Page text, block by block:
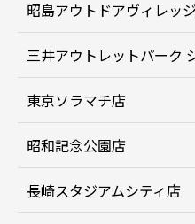
昭島アウトドアヴィレッ
三井アウトレットパーク
東京ソラマチ店
昭和記念公園店
長崎スタジアムシティ店